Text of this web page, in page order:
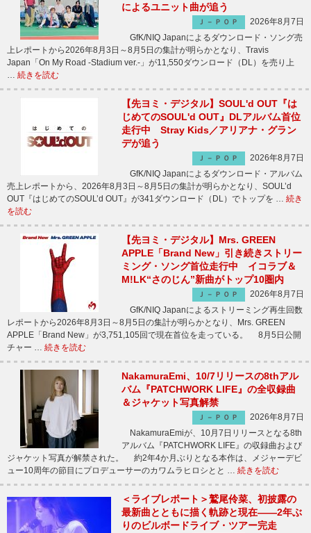
によるユニット曲が追う
Ｊ－ＰＯＰ
2026年8月7日
GfK/NIQ Japanによるダウンロード・ソング売
上レポートから2026年8月3日～8月5日の集計が明らかとなり、Travis
Japan「On My Road -Stadium ver.-」が11,550ダウンロード（DL）を売り上
… 続きを読む
【先ヨミ・デジタル】SOUL'd OUT『は
じめてのSOUL'd OUT』DLアルバム首位
走行中 Stray Kids／アリアナ・グラン
デが追う
Ｊ－ＰＯＰ
2026年8月7日
GfK/NIQ Japanによるダウンロード・アルバム
売上レポートから、2026年8月3日～8月5日の集計が明らかとなり、SOUL’d
OUT『はじめてのSOUL’d OUT』が341ダウンロード（DL）でトップを … 続き
を読む
【先ヨミ・デジタル】Mrs. GREEN
APPLE「Brand New」引き続きストリー
ミング・ソング首位走行中 イコラブ＆
M!LK“さのじん”新曲がトップ10圏内
Ｊ－ＰＯＰ
2026年8月7日
GfK/NIQ Japanによるストリーミング再生回数
レポートから2026年8月3日～8月5日の集計が明らかとなり、Mrs. GREEN
APPLE「Brand New」が3,751,105回で現在首位を走っている。 8月5日公開
チャー … 続きを読む
NakamuraEmi、10/7リリースの8thアル
バム『PATCHWORK LIFE』の全収録曲
＆ジャケット写真解禁
Ｊ－ＰＯＰ
2026年8月7日
NakamuraEmiが、10月7日リリースとなる8th
アルバム『PATCHWORK LIFE』の収録曲および
ジャケット写真が解禁された。 約2年4か月ぶりとなる本作は、メジャーデビ
ュー10周年の節目にプロデューサーのカワムラヒロシとと … 続きを読む
＜ライブレポート＞鷲尾伶菜、初披露の
最新曲とともに描く軌跡と現在――2年ぶ
りのビルボードライブ・ツアー完走